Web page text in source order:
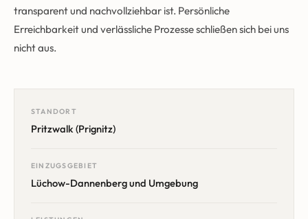
transparent und nachvollziehbar ist. Persönliche
Erreichbarkeit und verlässliche Prozesse schließen sich bei uns
nicht aus.
STANDORT
Pritzwalk (Prignitz)
EINZUGSGEBIET
Lüchow-Dannenbergund Umgebung